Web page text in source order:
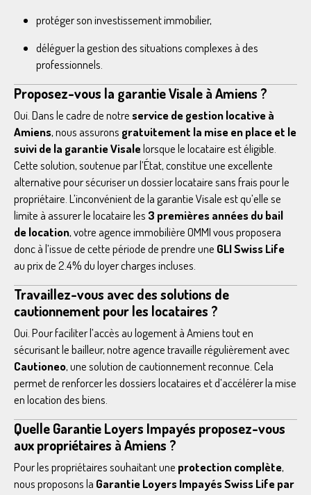
protéger son investissement immobilier,
déléguer la gestion des situations complexes à des
professionnels.
Proposez-vous la garantie Visale à Amiens ?
Oui. Dans le cadre de notreservice de gestion locative à
Amiens, nous assurons gratuitement la mise en place et le
suivi de la garantie Visalelorsque le locataire est éligible.
Cette solution, soutenue par l’État, constitue une excellente
alternative pour sécuriser un dossier locataire sans frais pour le
propriétaire. L’inconvénient de la garantie Visale est qu’elle se
limite à assurer le locataire les 3 premières années du bail
de location, votre agence immobilière OMMI vous proposera
donc à l’issue de cette période de prendre une GLI Swiss Life
au prix de 2.4% du loyer charges incluses.
Travaillez-vous avec des solutions de
cautionnement pour les locataires ?
Oui. Pour faciliter l’accès au logement à Amiens tout en
sécurisant le bailleur, notre agence travaille régulièrement avec
Cautioneo, une solution de cautionnement reconnue. Cela
permet de renforcer les dossiers locataires et d’accélérer la mise
en location des biens.
Quelle Garantie Loyers Impayés proposez-vous
aux propriétaires à Amiens ?
Pour les propriétaires souhaitant une protection complète,
nous proposons la Garantie Loyers Impayés Swiss Life par